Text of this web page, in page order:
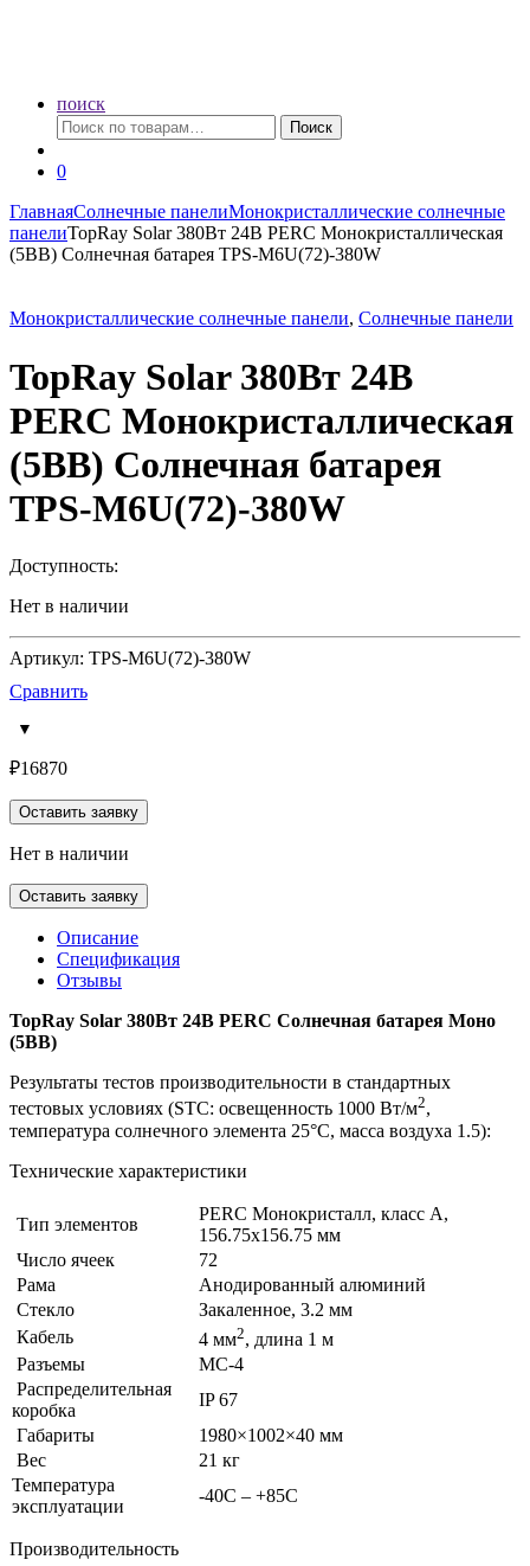
поиск
Искать:
Поиск
0
ГлавнаяСолнечные панелиМонокристаллические солнечные
панелиTopRay Solar 380Вт 24В PERC Монокристаллическая
(5BB) Солнечная батарея TPS-M6U(72)-380W
Монокристаллические солнечные панели, Солнечные панели
TopRay Solar 380Вт 24В
PERC Монокристаллическая
(5BB) Солнечная батарея
TPS-M6U(72)-380W
Доступность:
Нет в наличии
Артикул: TPS-M6U(72)-380W
Сравнить
₽16870
Оставить заявку
Нет в наличии
Оставить заявку
Описание
Спецификация
Отзывы
TopRay Solar 380Вт 24В PERC Солнечная батарея Моно
(5BB)
Результаты тестов производительности в стандартных
тестовых условиях (STC: освещенность 1000 Вт/м2,
температура солнечного элемента 25°С, масса воздуха 1.5):
Технические характеристики
Тип элементов
PERC Монокристалл, класс А,
156.75х156.75 мм
Число ячеек
72
Рама
Анодированный алюминий
Стекло
Закаленное, 3.2 мм
Кабель
4 мм2, длина 1 м
Разъемы
МС-4
Распределительная
коробка
IP 67
Габариты
1980×1002×40 мм
Вес
21 кг
Температура
эксплуатации
-40С – +85С
Производительность